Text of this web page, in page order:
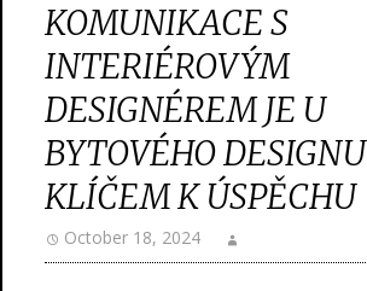
KOMUNIKACE S
INTERIÉROVÝM
DESIGNÉREM JE U
BYTOVÉHO DESIGNU
KLÍČEM K ÚSPĚCHU
October 18, 2024